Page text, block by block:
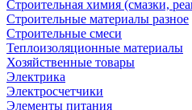
Строительная химия (смазки,
Строительные материалы разное
Строительные смеси
Теплоизоляционные материалы
Хозяйственные товары
Электрика
Электросчетчики
Элементы питания